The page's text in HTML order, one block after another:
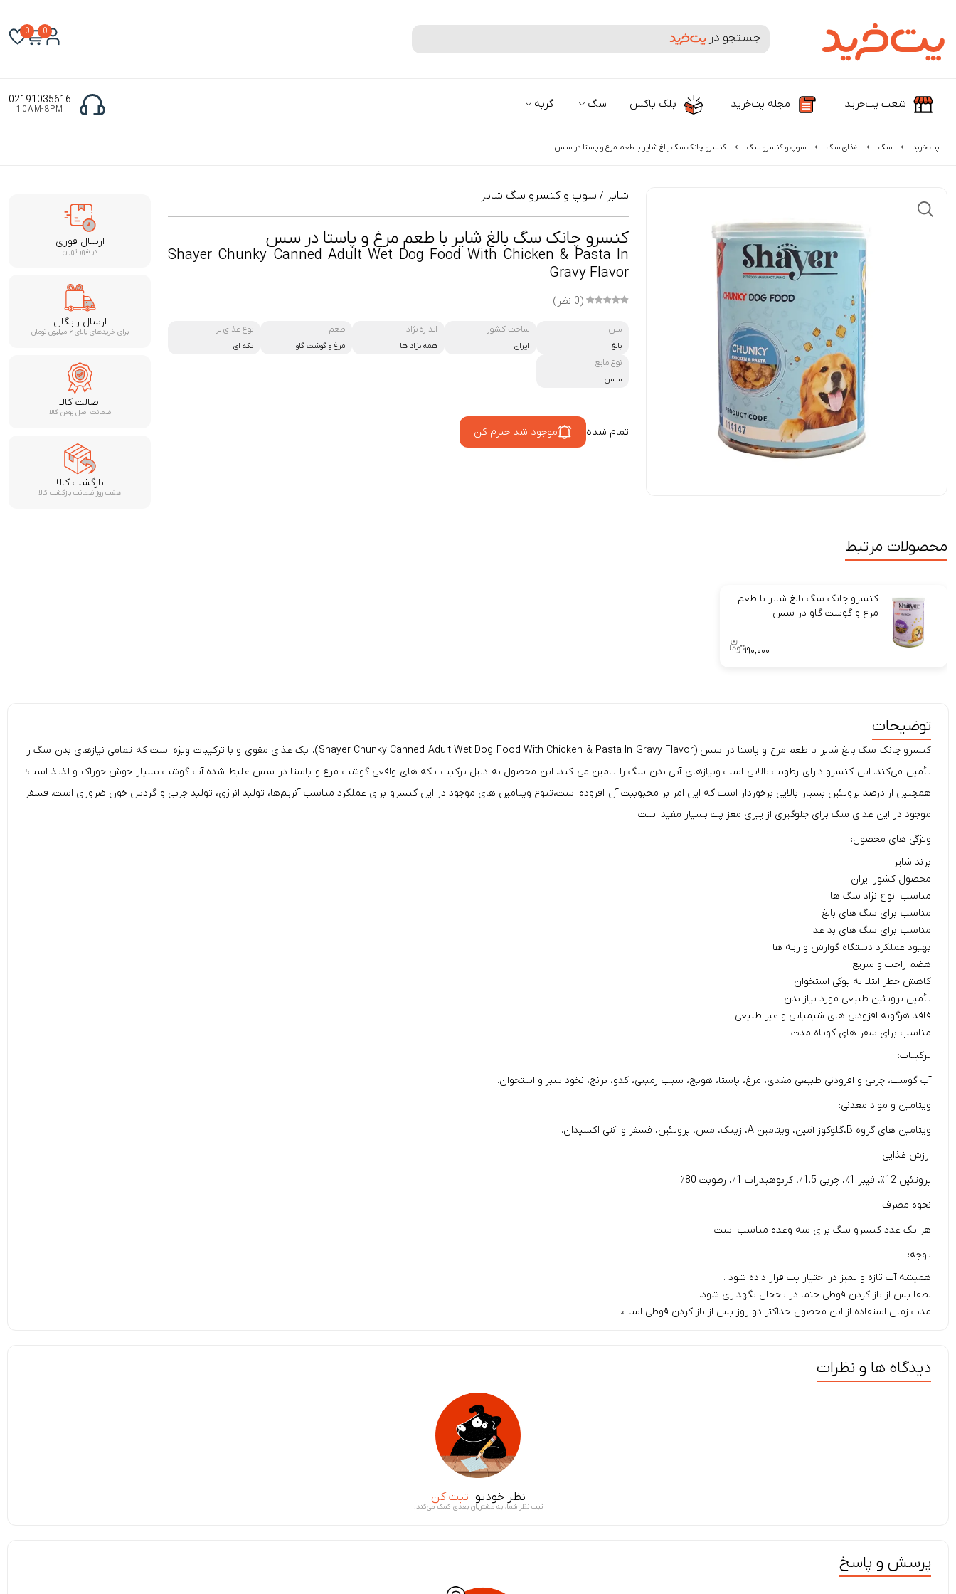
جستجوی محصولات و برندها
0
0
شعب پت‌خرید مجله پت‌خرید بلک باکس سگ گربه 02191035616
10AM-8PM
پت خرید سگ غذای سگ سوپ و کنسرو سگ کنسرو چانک سگ بالغ شایر با طعم مرغ و پاستا در سس
شایر / سوپ و کنسرو سگ شایر
کنسرو چانک سگ بالغ شایر با طعم مرغ و پاستا در سس
Shayer Chunky Canned Adult Wet Dog Food With Chicken & Pasta In
Gravy Flavor
(0 نظر)
سن
بالغ
ساخت کشور
ایران
اندازه نژاد
همه نژاد ها
طعم
مرغ و گوشت گاو
نوع غذای تر
تکه ای
نوع مایع
سس
تمام شده موجود شد خبرم کن
ارسال فوری
در شهر تهران
ارسال رایگان
برای خریدهای بالای ۶ میلیون تومان
اصالت کالا
ضمانت اصل بودن کالا
بازگشت کالا
هفت روز ضمانت بازگشت کالا
محصولات مرتبط
کنسرو چانک سگ بالغ شایر با طعم
مرغ و گوشت گاو در سس
۱۹۰,۰۰۰
توضیحات
کنسرو چانک سگ بالغ شایر با طعم مرغ و پاستا در سس (Shayer Chunky Canned Adult Wet Dog Food With Chicken & Pasta In Gravy Flavor)، یک غذای مقوی و با ترکیبات ویژه است که تمامی نیازهای بدن سگ را
تأمین می‌کند. این کنسرو دارای رطوبت بالایی است ونیازهای آبی بدن سگ را تامین می کند. این محصول به دلیل ترکیب تکه های واقعی گوشت مرغ و پاستا در سس غلیظ شده آب گوشت بسیار خوش خوراک و لذیذ است؛
همچنین از درصد پروتئین بسیار بالایی برخوردار است که این امر بر محبوبیت آن افزوده است،تنوع ویتامین های موجود در این کنسرو برای عملکرد مناسب آنزیم‌ها، تولید انرژی، تولید چربی و گردش خون ضروری است. فسفر
موجود در این غذای سگ برای جلوگیری از پیری مغز پت بسیار مفید است.
ویژگی های محصول:
برند شایر
محصول کشور ایران
مناسب انواع نژاد سگ ها
مناسب برای سگ های بالغ
مناسب برای سگ های بد غذا
بهبود عملکرد دستگاه گوارش و ریه ها
هضم راحت و سریع
کاهش خطر ابتلا به پوکی استخوان
تأمین پروتئین طبیعی مورد نیاز بدن
فاقد هرگونه افزودنی های شیمیایی و غیر طبیعی
مناسب برای سفر های کوتاه مدت
ترکیبات:
آب گوشت، چربی و افزودنی طبیعی مغذی، مرغ، پاستا، هویج، سیب زمینی، کدو، برنج، نخود سبز و استخوان.
ویتامین و مواد معدنی:
ویتامین های گروه B،گلوکوز آمین، ویتامین
A، زینک، مس، پروتئین، فسفر و آنتی اکسیدان.
ارزش غذایی:
پروتئین 12٪، فیبر 1٪، چربی 1.5٪، کربوهیدرات 1٪، رطوبت 80٪
نحوه مصرف:
هر یک عدد کنسرو سگ برای سه وعده مناسب است.
توجه:
همیشه آب تازه و تمیز در اختیار پت قرار داده شود .
لطفا پس از باز کردن قوطی حتما در یخچال نگهداری شود.
مدت زمان استفاده از این محصول حداکثر دو روز پس از باز کردن قوطی است.
دیدگاه ها و نظرات
نظر خودتو ثبت کن
ثبت نظر شما، به مشتریان بعدی کمک می‌کند!
پرسش و پاسخ